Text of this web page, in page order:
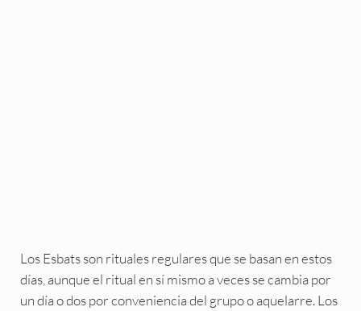
Los Esbats son rituales regulares que se basan en estos
días, aunque el ritual en sí mismo a veces se cambia por
un día o dos por conveniencia del grupo o aquelarre. Los